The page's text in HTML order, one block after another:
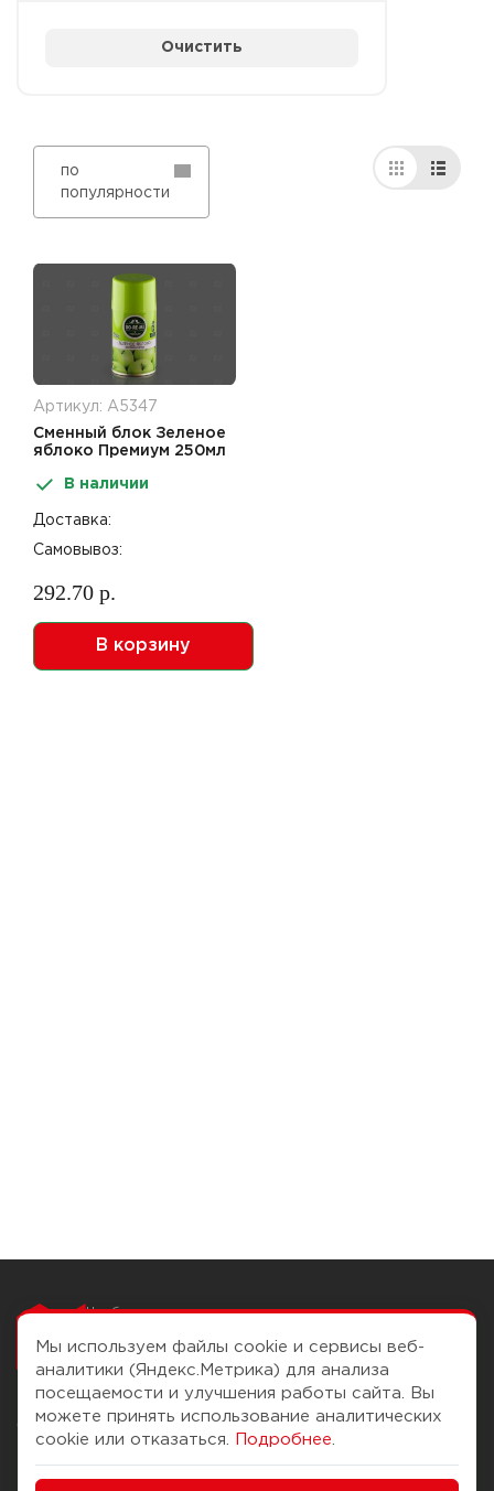
Очистить
по
популярности
Артикул: А5347
Сменный блок Зеленое
яблоко Премиум 250мл
В наличии
Доставка:
Самовывоз:
292.70 р.
В корзину
Чтобы вам легко
О компании
История Компании
Помощь
Доставка и оплата
Мы используем файлы cookie и сервисы веб-
аналитики (Яндекс.Метрика) для анализа
посещаемости и улучшения работы сайта. Вы
можете принять использование аналитических
cookie или отказаться.
Подробнее